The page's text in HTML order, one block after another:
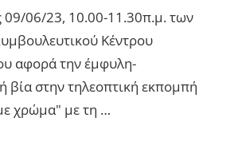
09/06/23, 10.00-11.30π.μ. των
Κέντρου
αφορά την έμφυλη-
βία στην τηλεοπτική εκπομπή
χρώμα" με τη …